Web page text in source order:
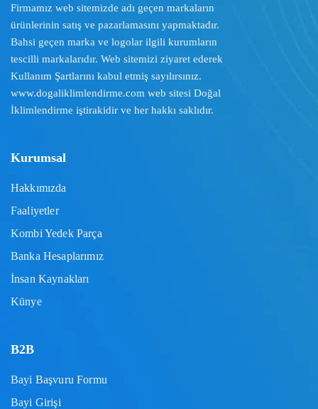
Firmamız web sitemizde adı geçen markaların
ürünlerinin satış ve pazarlamasını yapmaktadır.
Bahsi geçen marka ve logolar ilgili kurumların
tescilli markalarıdır. Web sitemizi ziyaret ederek
Kullanım Şartlarını kabul etmiş sayılırsınız.
www.dogaliklimlendirme.com web sitesi Doğal
İklimlendirme iştirakidir ve her hakkı saklıdır.
Kurumsal
Hakkımızda
Faaliyetler
Kombi Yedek Parça
Banka Hesaplarımız
İnsan Kaynakları
Künye
B2B
Bayi Başvuru Formu
Bayi Girişi